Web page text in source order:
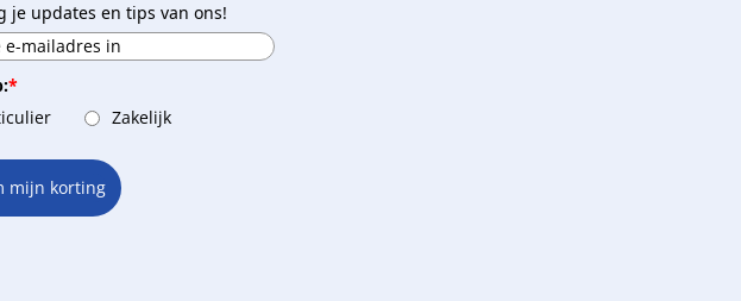
je updates en tips van ons!
*
Zakelijk
mijn korting